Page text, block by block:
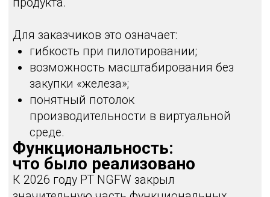
изменение для крупных инсталляций.
Теперь можно развернуть
отказоустойчивую пару систем
управления и избежать единой точки
Кластеризация NGFW
(проприетарная) технология
кластеризации.
Поддерживается:
виртуальный IP;
виртуальный MAC;
синхронизация сессий через
выделенный линк;